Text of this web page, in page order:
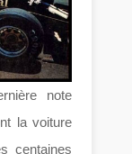
note
la voiture
centaines